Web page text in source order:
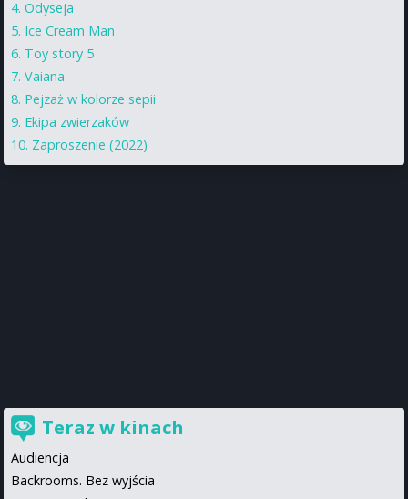
Odyseja
Ice Cream Man
Toy story 5
Vaiana
Pejzaż w kolorze sepii
Ekipa zwierzaków
Zaproszenie (2022)
Teraz w kinach
Audiencja
Backrooms. Bez wyjścia